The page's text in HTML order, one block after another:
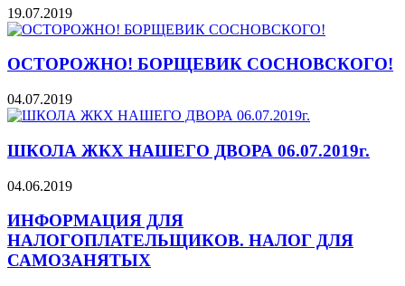
19.07.2019
ОСТОРОЖНО! БОРЩЕВИК СОСНОВСКОГО!
04.07.2019
ШКОЛА ЖКХ НАШЕГО ДВОРА 06.07.2019г.
04.06.2019
ИНФОРМАЦИЯ ДЛЯ
НАЛОГОПЛАТЕЛЬЩИКОВ. НАЛОГ ДЛЯ
САМОЗАНЯТЫХ